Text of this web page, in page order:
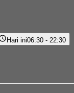
Hari ini06:30 - 22:30